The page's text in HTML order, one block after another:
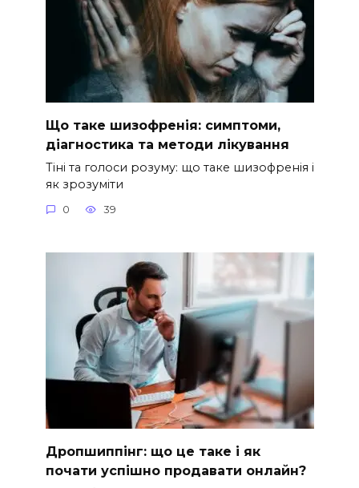
Що таке шизофренія: симптоми,
діагностика та методи лікування
Тіні та голоси розуму: що таке шизофренія і
як зрозуміти
0 39
Дропшиппінг: що це таке і як
почати успішно продавати онлайн?